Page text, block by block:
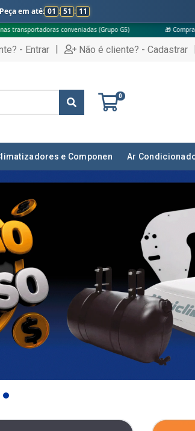
em até: 01 : 51 : 09
G5) 🎁 Compras acima de R$ 3.000 ganham uma
- Entrar | Não é cliente? - Cadastrar |
0
e Componen Ar